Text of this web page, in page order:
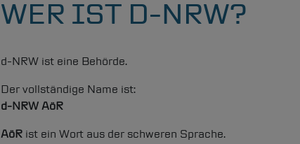
WER IST D-NRW?
d-NRW ist eine Behörde.
Der vollständige Name ist:
d-NRWAöR
AöR ist ein Wort aus der schweren Sprache.